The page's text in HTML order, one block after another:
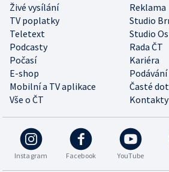
Živé vysílání
Reklama
TV poplatky
Studio
Teletext
Studio
Podcasty
Rada ČT
Počasí
Kariéra
E-shop
Mobilní a TV aplikace
Časté
Vše o ČT
Kontakty
Instagram Facebook YouTube